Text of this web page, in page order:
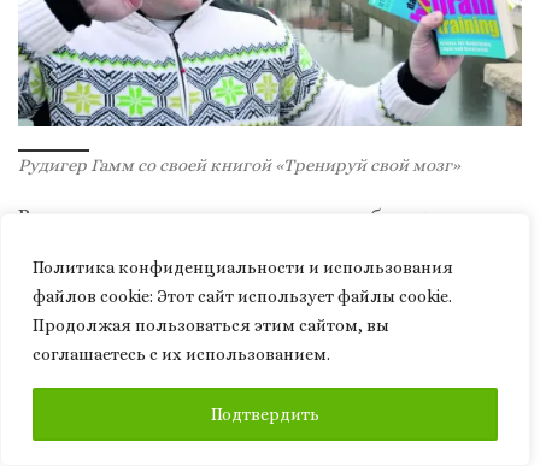
Политика конфиденциальности и использования
файлов сookie: Этот сайт использует файлы cookie.
Продолжая пользоваться этим сайтом, вы
соглашаетесь с их использованием.
Подтвердить
Рудигер Гамм со своей книгой «Тренируй свой мозг»
В жизни случается так, что люди быстро
быть похожими, так же случилось и с
Рудигером. Спустя 25 лет после
нет съемок, нет предложений. За время своего
пика популярности Рудигер Гамм написал